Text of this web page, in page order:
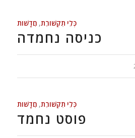
כְּלֵי תִקְשׁוֹרֶת, חֲדָשׁוֹת
כניסה נחמדה
כְּלֵי תִקְשׁוֹרֶת, חֲדָשׁוֹת
פוסט נחמד